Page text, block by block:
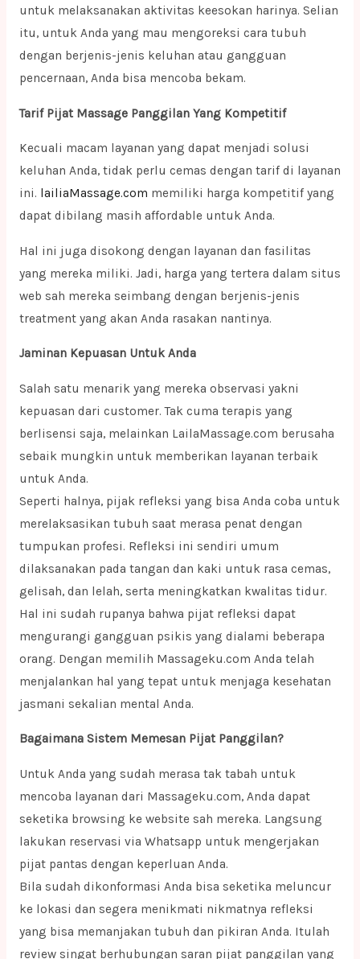
untuk melaksanakan aktivitas keesokan harinya. Selian
itu, untuk Anda yang mau mengoreksi cara tubuh
dengan berjenis-jenis keluhan atau gangguan
pencernaan, Anda bisa mencoba bekam.
Tarif Pijat Massage Panggilan Yang Kompetitif
Kecuali macam layanan yang dapat menjadi solusi
keluhan Anda, tidak perlu cemas dengan tarif di layanan
ini. lailiaMassage.com memiliki harga kompetitif yang
dapat dibilang masih affordable untuk Anda.
Hal ini juga disokong dengan layanan dan fasilitas
yang mereka miliki. Jadi, harga yang tertera dalam situs
web sah mereka seimbang dengan berjenis-jenis
treatment yang akan Anda rasakan nantinya.
Jaminan Kepuasan Untuk Anda
Salah satu menarik yang mereka observasi yakni
kepuasan dari customer. Tak cuma terapis yang
berlisensi saja, melainkan LailaMassage.com berusaha
sebaik mungkin untuk memberikan layanan terbaik
untuk Anda.
Seperti halnya, pijak refleksi yang bisa Anda coba untuk
merelaksasikan tubuh saat merasa penat dengan
tumpukan profesi. Refleksi ini sendiri umum
dilaksanakan pada tangan dan kaki untuk rasa cemas,
gelisah, dan lelah, serta meningkatkan kwalitas tidur.
Hal ini sudah rupanya bahwa pijat refleksi dapat
mengurangi gangguan psikis yang dialami beberapa
orang. Dengan memilih Massageku.com Anda telah
menjalankan hal yang tepat untuk menjaga kesehatan
jasmani sekalian mental Anda.
Bagaimana Sistem Memesan Pijat Panggilan?
Untuk Anda yang sudah merasa tak tabah untuk
mencoba layanan dari Massageku.com, Anda dapat
seketika browsing ke website sah mereka. Langsung
lakukan reservasi via Whatsapp untuk mengerjakan
pijat pantas dengan keperluan Anda.
Bila sudah dikonformasi Anda bisa seketika meluncur
ke lokasi dan segera menikmati nikmatnya refleksi
yang bisa memanjakan tubuh dan pikiran Anda. Itulah
review singat berhubungan saran pijat panggilan yang